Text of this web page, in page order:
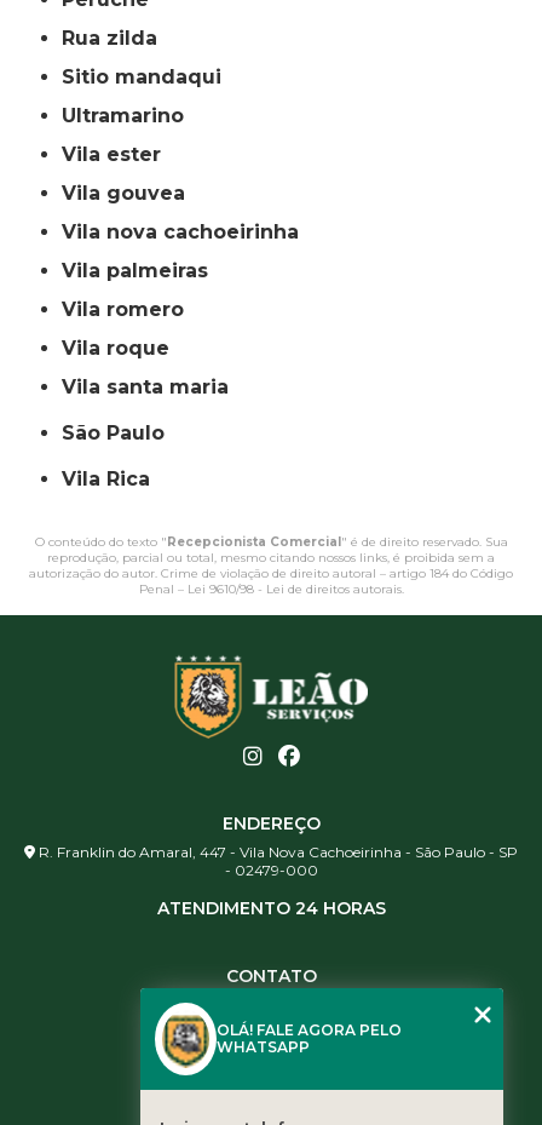
rua zilda
sitio mandaqui
ultramarino
vila ester
vila gouvea
vila nova cachoeirinha
vila palmeiras
vila romero
vila roque
vila santa maria
São Paulo
Vila Rica
O conteúdo do texto " Recepcionista Comercial " é de direito reservado. Sua
reprodução, parcial ou total, mesmo citando nossos links, é proibida sem a
autorização do autor. Crime de violação de direito autoral – artigo 184 do Código
Penal – Lei 9610/98 - Lei de direitos autorais.
ENDEREÇO
R. Franklin do Amaral, 447 - Vila Nova Cachoeirinha - São Paulo - SP
- 02479-000
ATENDIMENTO 24 HORAS
CONTATO
(11) 3461-5871
contato@leaoservicos.com.br
OLÁ! FALE AGORA PELO
WHATSAPP